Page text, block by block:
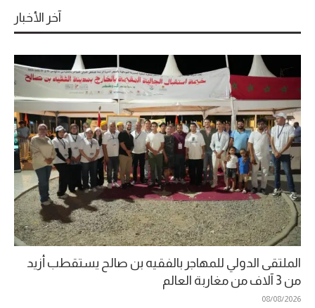
آخر الأخبار
الملتقى الدولي للمهاجر بالفقيه بن صالح يستقطب أزيد
من 3 آلاف من مغاربة العالم
08/08/2026